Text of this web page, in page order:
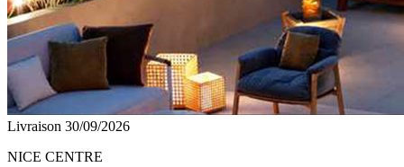
Livraison 30/09/2026
NICE CENTRE